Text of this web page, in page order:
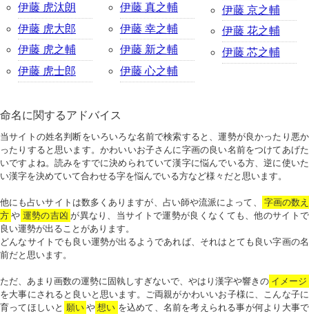
伊藤 虎汰朗
伊藤 虎大郎
伊藤 虎之輔
伊藤 虎士郎
伊藤 真之輔
伊藤 幸之輔
伊藤 新之輔
伊藤 心之輔
伊藤 京之輔
伊藤 花之輔
伊藤 芯之輔
命名に関するアドバイス
当サイトの姓名判断をいろいろな名前で検索すると、運勢が良かったり悪か
ったりすると思います。かわいいお子さんに字画の良い名前をつけてあげた
いですよね。読みをすでに決められていて漢字に悩んでいる方、逆に使いた
い漢字を決めていて合わせる字を悩んでいる方など様々だと思います。
他にも占いサイトは数多くありますが、占い師や流派によって、
字画の数え
方 や 運勢の吉凶 が異なり、当サイトで運勢が良くなくても、他のサイトで
良い運勢が出ることがあります。
どんなサイトでも良い運勢が出るようであれば、それはとても良い字画の名
前だと思います。
ただ、あまり画数の運勢に固執しすぎないで、やはり漢字や響きの イメージ
を大事にされると良いと思います。ご両親がかわいいお子様に、こんな子に
育ってほしいと 願い や 想い を込めて、名前を考えられる事が何より大事で